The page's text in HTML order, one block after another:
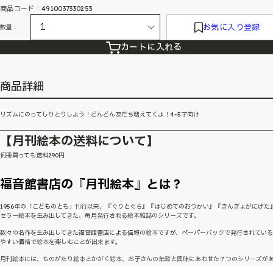
商品コード：4910037330253
数量： お気に入り登録
カートに入れる
商品詳細
リズムにのってしりとりしよう！どんどん友だち増えてくよ！4~5才向け
【月刊絵本の送料について】
何冊買っても送料290円
福音館書店の『月刊絵本』とは？
1956年の「こどものとも」刊行以来、『ぐりとぐら』『はじめてのおつかい』『きんぎょがにげた
セラー絵本を生み出してきた、毎月発行される絵本雑誌のシリーズです。
数々の名作を生み出してきた福音館書店による信頼の絵本ですが、ペーパーバックで発行されてい
やすい価格で絵本を楽しむことが出来ます。
月刊絵本には、ものがたり絵本とかがく絵本、お子さんの年齢と興味にあわせた７つのシリーズが